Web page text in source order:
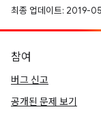
최종 업데이트: 2019-
참여
버그 신고
공개된 문제 보기